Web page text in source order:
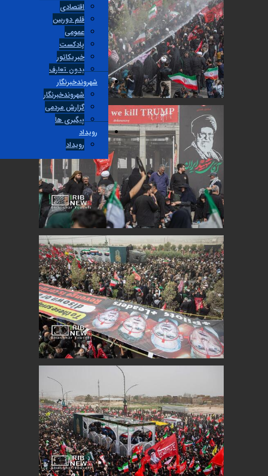
اقتصادی
قلم دوربین
عمومی
پادکست
خبریکاتور
بدون تعارف
شهروندخبرنگار
شهروندخبرنگار
گزارش مردمی
پیگیری ها
رویداد
رویداد